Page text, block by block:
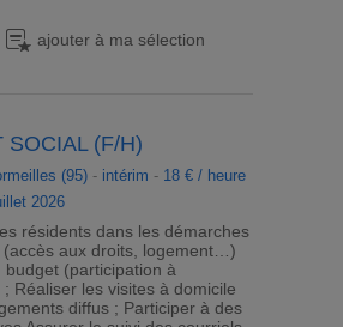
ajouter à ma sélection
SOCIAL (F/H)
(95)- intérim - 18 € / heure
2026
résidents dans les démarches
(accès aux droits, logement…)
budget (participation à
Réaliser les visites à domicile
diffus ; Participer à des